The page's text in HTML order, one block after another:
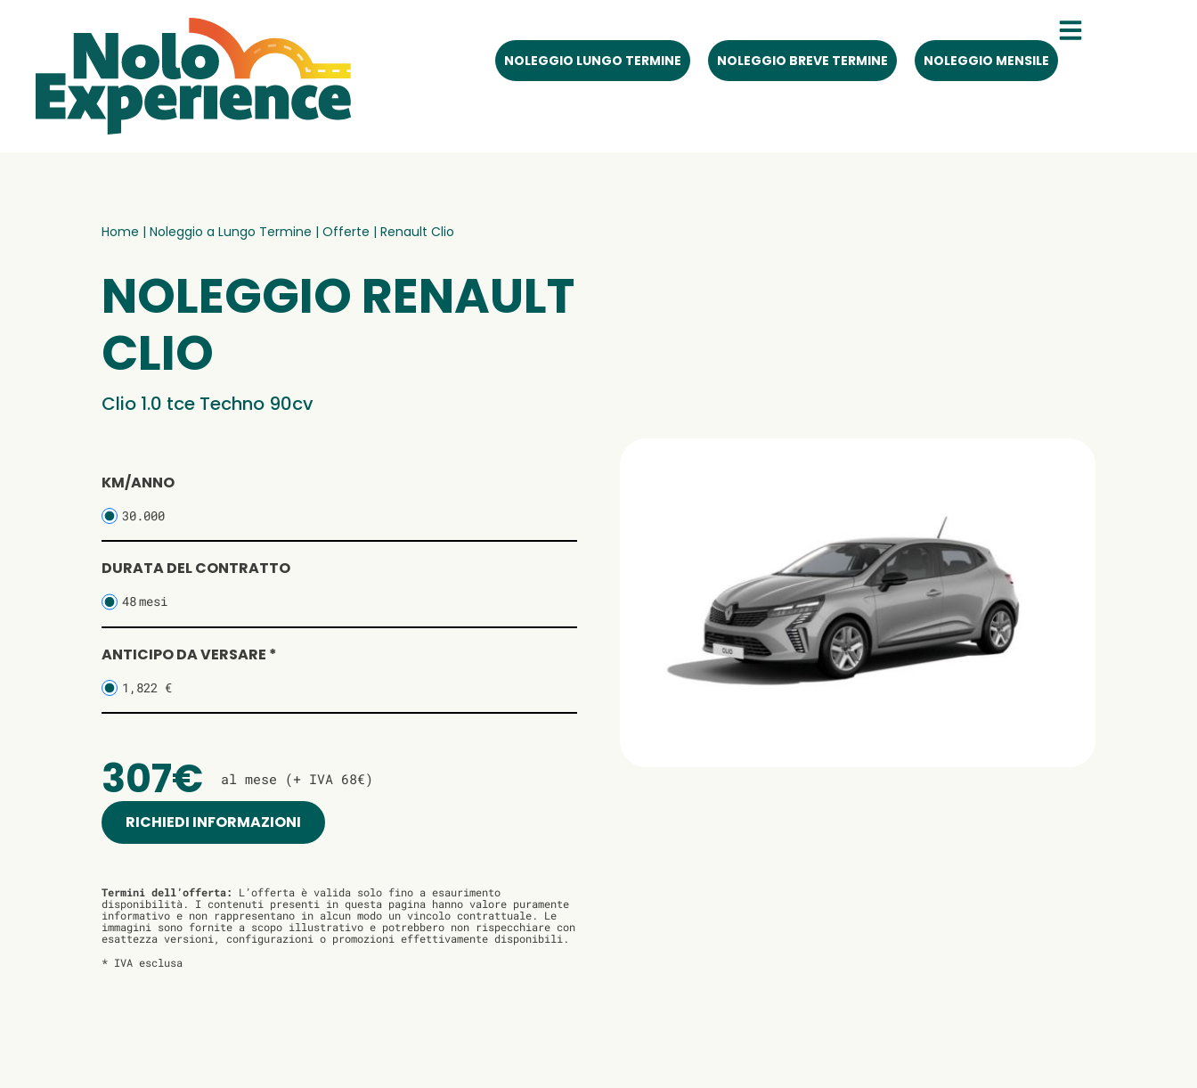
NOLEGGIO LUNGO TERMINE NOLEGGIO BREVE TERMINE NOLEGGIO MENSILE
Home | Noleggio a Lungo Termine | Offerte | Renault Clio
NOLEGGIO RENAULT
CLIO
Clio 1.0 tce Techno 90cv
KM/ANNO
30.000
DURATA DEL CONTRATTO
48mesi
ANTICIPO DA VERSARE *
1,822 €
307€ al mese (+ IVA 68€)
RICHIEDI INFORMAZIONI
Termini dell’offerta:
L’offerta è valida solo fino a esaurimento
disponibilità. I contenuti presenti in questa pagina hanno valore puramente
informativo e non rappresentano in alcun modo un vincolo contrattuale. Le
immagini sono fornite a scopo illustrativo e potrebbero non rispecchiare con
esattezza versioni, configurazioni o promozioni effettivamente disponibili.
* IVA esclusa